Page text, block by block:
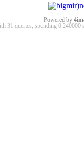
Powered by
31 queries, spending